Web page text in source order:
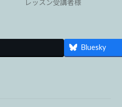
レッスン受講者様
Bluesky